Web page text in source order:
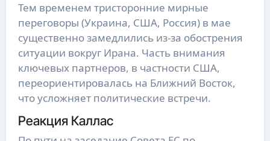
Тем временем тристоронние мирные
переговоры (Украина, США, Россия) в мае
существенно замедлились из-за обострения
ситуации вокруг Ирана. Часть внимания
ключевых партнеров, в частности США,
переориентировалась на Ближний Восток,
что усложняет политические встречи.
Реакция Каллас